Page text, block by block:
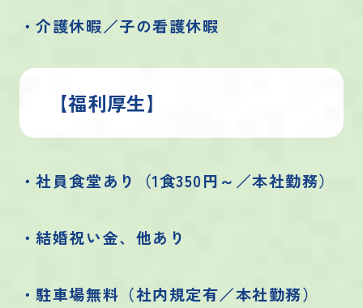
・介護休暇／子の看護休暇
【福利厚生】
・社員食堂あり（1食350円～／本社勤務）
・結婚祝い金、他あり
・駐車場無料（社内規定有／本社勤務）